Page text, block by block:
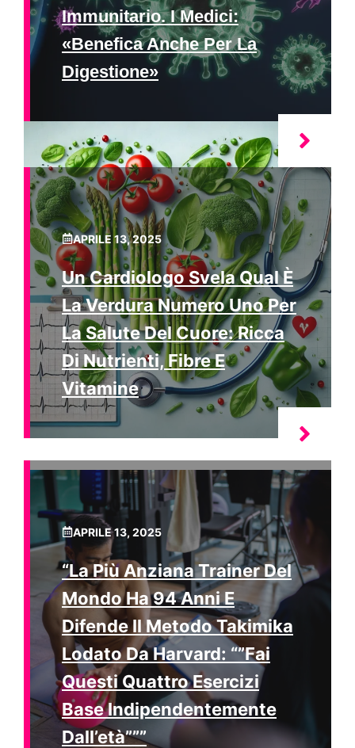
Immunitario. I Medici:
«Benefica Anche Per La
Digestione»
APRILE 13, 2025
Un Cardiologo Svela Qual È
La Verdura Numero Uno Per
La Salute Del Cuore: Ricca
Di Nutrienti, Fibre E
Vitamine
APRILE 13, 2025
“La Più Anziana Trainer Del
Mondo Ha 94 Anni E
Difende Il Metodo Takimika
Lodato Da Harvard: “”Fai
Questi Quattro Esercizi
Base Indipendentemente
Dall’età”””